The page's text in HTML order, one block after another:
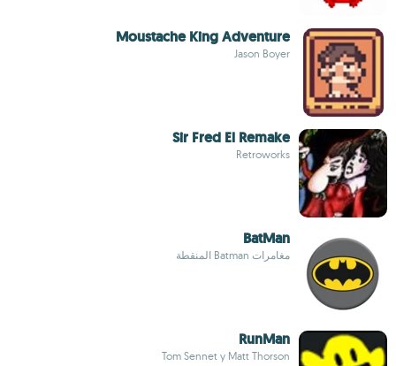
Moustache King Adventure
Jason Boyer
Sir Fred El Remake
Retroworks
BatMan
مغامرات Batman المنقطة
RunMan
Tom Sennet y Matt Thorson